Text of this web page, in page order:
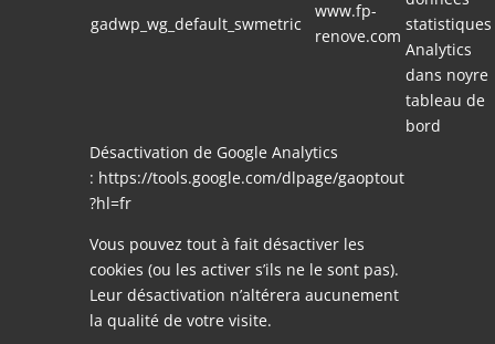
gadwp_wg_default_swmetric
www.fp-
renove.com
statistiques
Analytics
dans noyre
tableau de
bord
Désactivation de Google Analytics
: https://tools.google.com/dlpage/gaoptout
?hl=fr
Vous pouvez tout à fait désactiver les
cookies (ou les activer s’ils ne le sont pas).
Leur désactivation n’altérera aucunement
la qualité de votre visite.